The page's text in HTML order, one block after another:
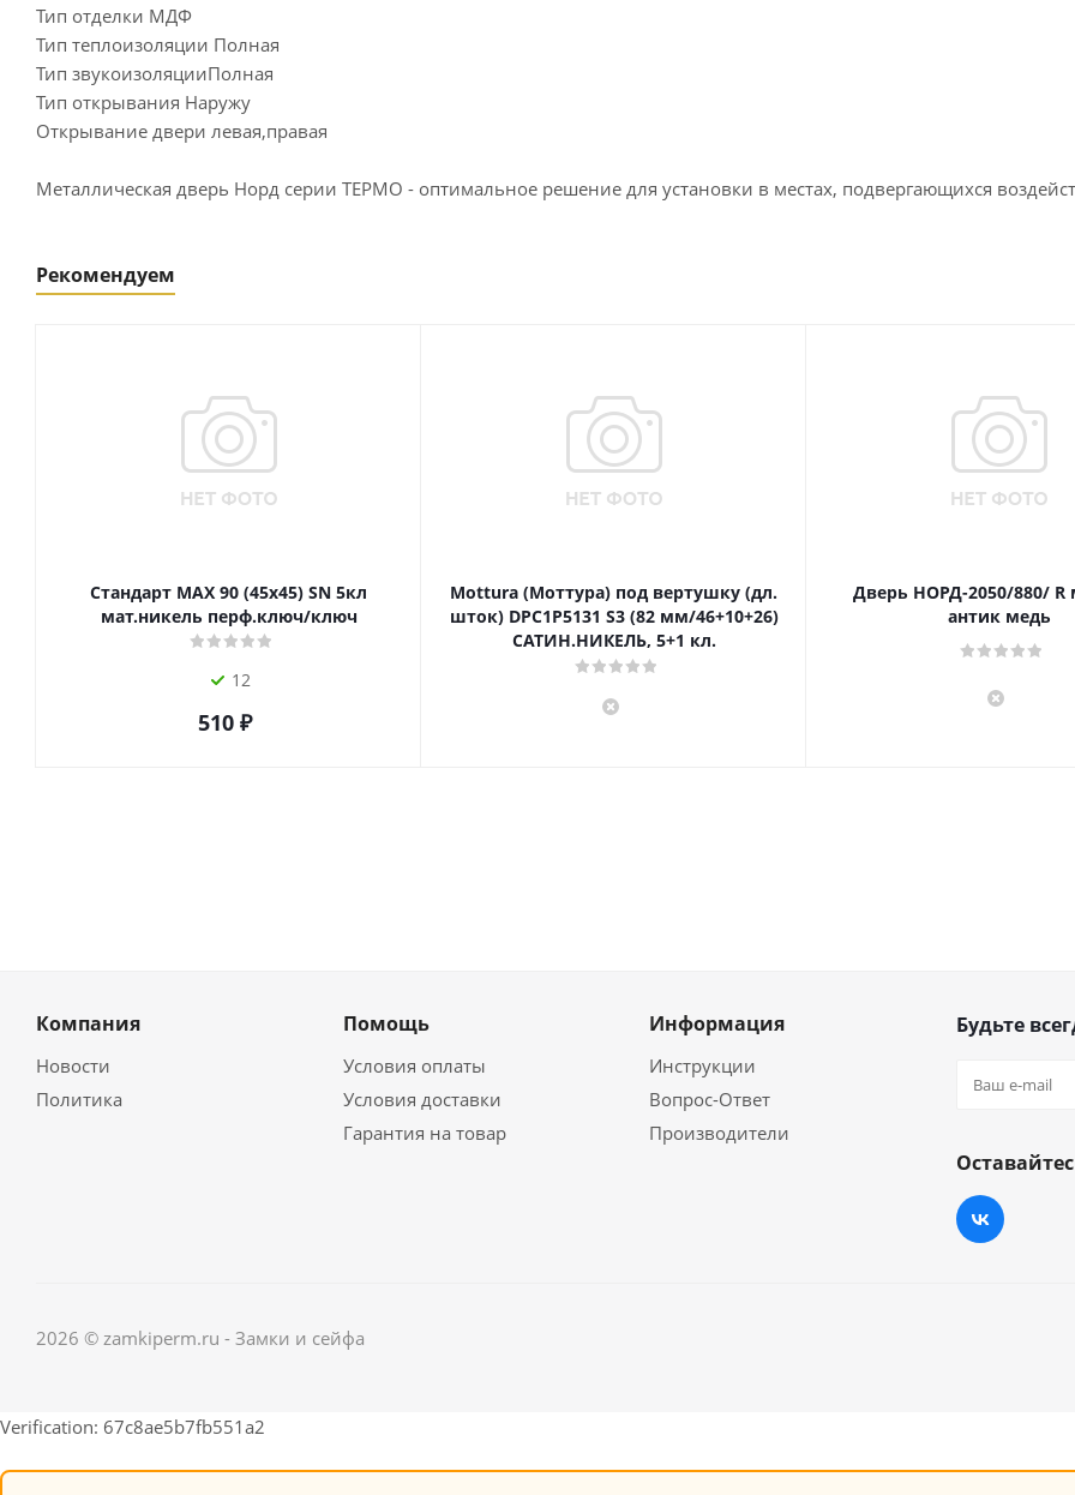
Тип отделки МДФ
Тип теплоизоляции Полная
Тип звукоизоляцииПолная
Тип открывания Наружу
Открывание двери левая,правая
Металлическая дверь Норд серии ТЕРМО - оптимальное решение для установки в местах, подвергающихся
Рекомендуем
Стандарт MAX 90 (45х45) SN 5кл
мат.никель перф.ключ/ключ
12
510₽
Mottura (Моттура) под вертушку (дл.
шток) DPC1P5131 S3 (82 мм/46+10+26)
САТИН.НИКЕЛЬ, 5+1 кл.
Дверь НОРД-2050/880/ R
антик медь
Компания
Новости
Политика
Помощь
Условия оплаты
Условия доставки
Гарантия на товар
Информация
Инструкции
Вопрос-Ответ
Производители
Будьте
2026 © zamkiperm.ru - Замки и сейфа
Verification: 67c8ae5b7fb551a2